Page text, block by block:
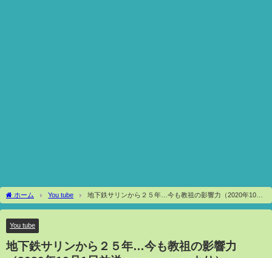
ホーム You tube
地下鉄サリンから２５年…今も教祖の影響力（2020年10月
1日放送 news every.より）
You tube
地下鉄サリンから２５年…今も教祖の影響力